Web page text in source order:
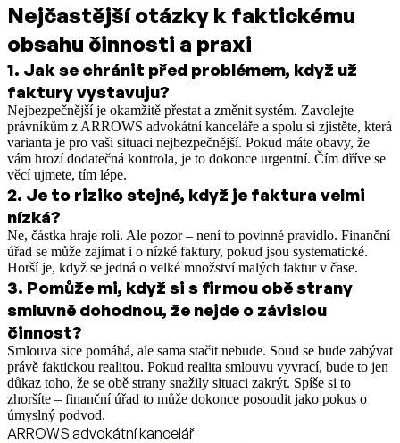
Nejčastější otázky k faktickému
obsahu činnosti a praxi
1. Jak se chránit před problémem, když už
faktury vystavuju?
Nejbezpečnější je okamžitě přestat a změnit systém. Zavolejte
právníkům z ARROWS advokátní kanceláře a spolu si zjistěte, která
varianta je pro vaši situaci nejbezpečnější. Pokud máte obavy, že
vám hrozí dodatečná kontrola, je to dokonce urgentní. Čím dříve se
věcí ujmete, tím lépe.
2. Je to riziko stejné, když je faktura velmi
nízká?
Ne, částka hraje roli. Ale pozor – není to povinné pravidlo. Finanční
úřad se může zajímat i o nízké faktury, pokud jsou systematické.
Horší je, když se jedná o velké množství malých faktur v čase.
3. Pomůže mi, když si s firmou obě strany
smluvně dohodnou, že nejde o závislou
činnost?
Smlouva sice pomáhá, ale sama stačit nebude. Soud se bude zabývat
právě faktickou realitou. Pokud realita smlouvu vyvrací, bude to jen
důkaz toho, že se obě strany snažily situaci zakrýt. Spíše si to
zhoršíte – finanční úřad to může dokonce posoudit jako pokus o
úmyslný podvod.
ARROWS advokátní kancelář